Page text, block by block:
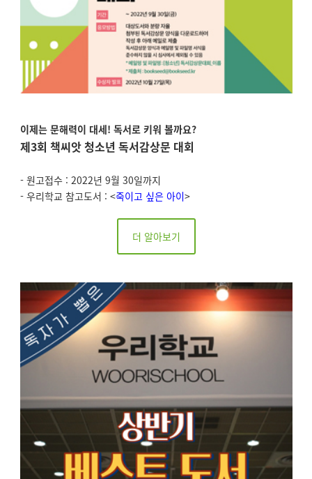
이제는 문해력이 대세! 독서로 키워 볼까요?
제3회 책씨앗 청소년 독서감상문 대회
- 원고접수 : 2022년 9월 30일까지
- 우리학교 참고도서 : <죽이고 싶은 아이>
더 알아보기